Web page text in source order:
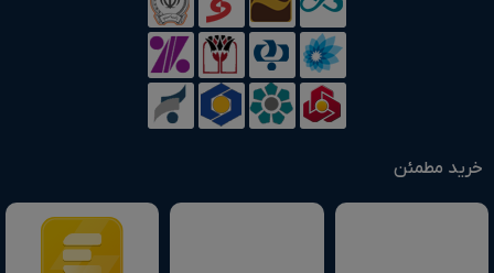
خرید مطمئن